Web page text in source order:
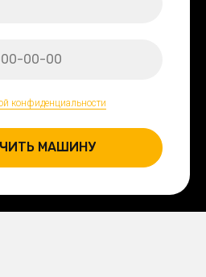
конфиденциальности
МАШИНУ